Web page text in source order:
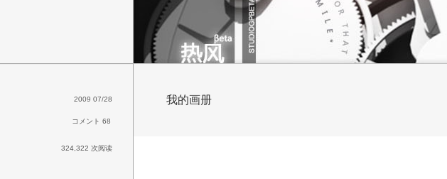
我的画册
2009 07/28
コメント 68
324,322 次阅读